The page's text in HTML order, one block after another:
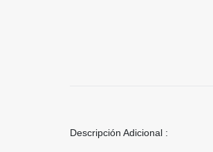
Descripción Adicional :